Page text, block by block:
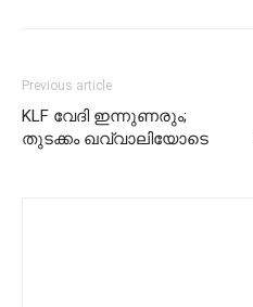
Previous article
KLF വേദി ഇന്നുണരും;
തുടക്കം ഖവ്വാലിയോടെ